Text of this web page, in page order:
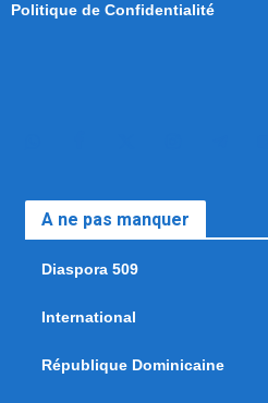
Politique de Confidentialité
A ne pas manquer
Diaspora 509
International
République Dominicaine